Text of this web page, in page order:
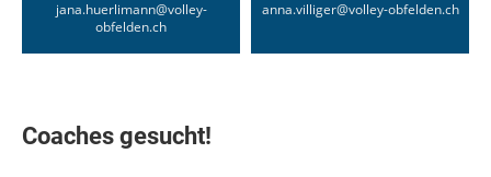
jana.huerlimann@volley-
obfelden.ch
anna.villiger@volley-obfelden.ch
Coaches gesucht!